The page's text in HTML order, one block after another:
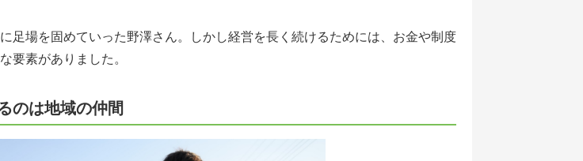
足場を固めていった野澤さん。しかし経営を長く続けるためには、お金や制度
要素がありました。
のは地域の仲間